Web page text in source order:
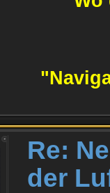
Re:
der